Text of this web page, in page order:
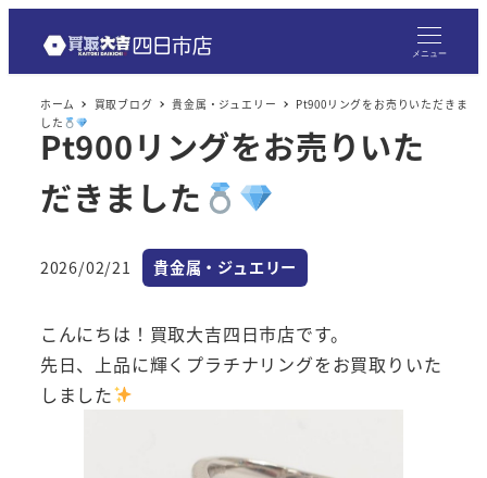
メニュー
ホーム 買取ブログ 貴金属・ジュエリー
Pt900リングをお売りいただきま
した
Pt900リングをお売りいた
だきました
投稿日
2026/02/21 カテゴリー
貴金属・ジュエリー
こんにちは！買取大吉四日市店です。
先日、上品に輝くプラチナリングをお買取りいた
しました